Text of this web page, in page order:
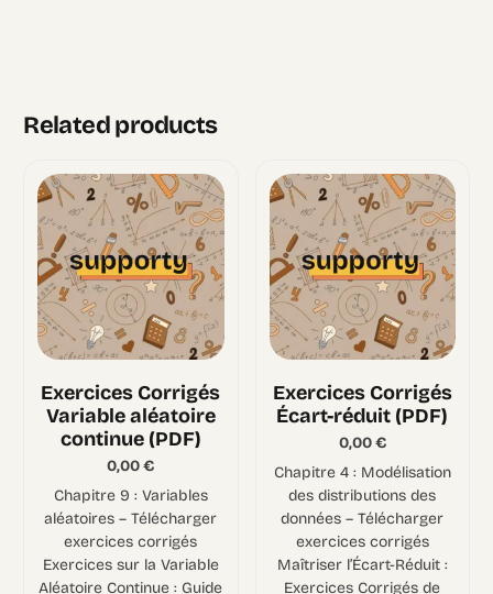
Related products
Exercices Corrigés
Variable aléatoire
continue (PDF)
0,00€
Chapitre 9 : Variables
aléatoires – Télécharger
exercices corrigés
Exercices sur la Variable
Aléatoire Continue : Guide
Exercices Corrigés
Écart-réduit (PDF)
0,00€
Chapitre 4 : Modélisation
des distributions des
données – Télécharger
exercices corrigés
Maîtriser l’Écart-Réduit :
Exercices Corrigés de